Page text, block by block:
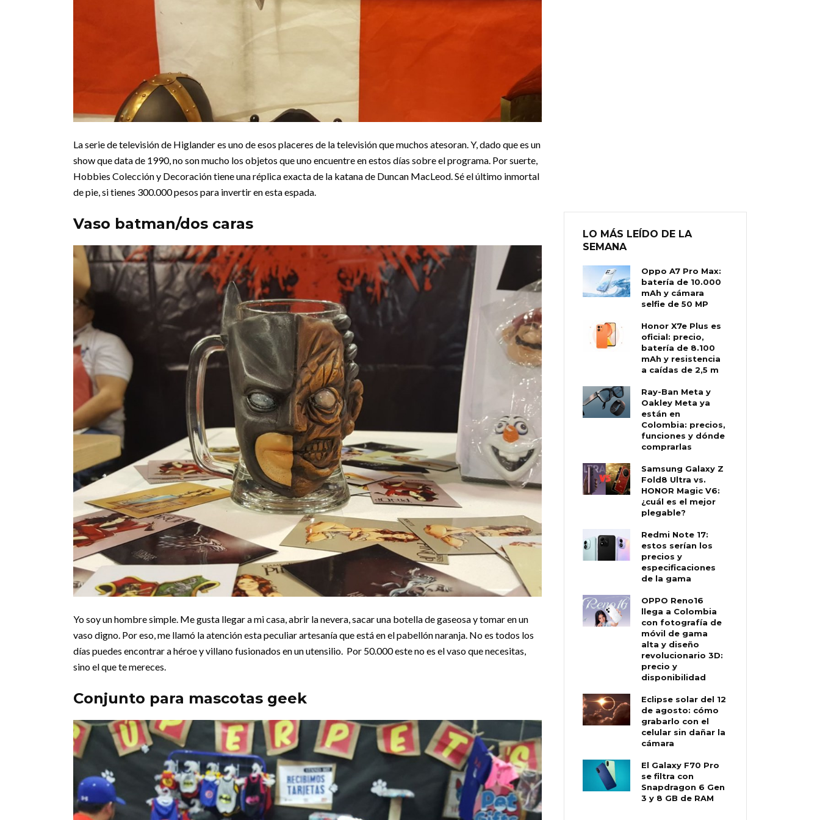
La serie de televisión de Higlander es uno de esos placeres de la televisión que muchos atesoran. Y, dado que es un
show que data de 1990, no son mucho los objetos que uno encuentre en estos días sobre el programa. Por suerte,
Hobbies Colección y Decoración tiene una réplica exacta de la katana de Duncan MacLeod. Sé el último inmortal
de pie, si tienes 300.000 pesos para invertir en esta espada.
Vaso batman/dos caras
Yo soy un hombre simple. Me gusta llegar a mi casa, abrir la nevera, sacar una botella de gaseosa y tomar en un
vaso digno. Por eso, me llamó la atención esta peculiar artesanía que está en el pabellón naranja. No es todos los
días puedes encontrar a héroe y villano fusionados en un utensilio. Por 50.000 este no es el vaso que necesitas,
sino el que te mereces.
Conjunto para mascotas geek
LO MÁS LEÍDO DE LA
SEMANA
Oppo A7 Pro Max:
batería de 10.000
mAh y cámara
selfie de 50 MP
Honor X7e Plus es
oficial: precio,
batería de 8.100
mAh y resistencia
a caídas de 2,5 m
Ray-Ban Meta y
Oakley Meta ya
están en
Colombia: precios,
funciones y dónde
comprarlas
Samsung Galaxy Z
Fold8 Ultra vs.
HONOR Magic V6:
¿cuál es el mejor
plegable?
Redmi Note 17:
estos serían los
precios y
especificaciones
de la gama
OPPO Reno16
llega a Colombia
con fotografía de
móvil de gama
alta y diseño
revolucionario 3D:
precio y
disponibilidad
Eclipse solar del 12
de agosto: cómo
grabarlo con el
celular sin dañar la
cámara
El Galaxy F70 Pro
se filtra con
Snapdragon 6 Gen
3 y 8 GB de RAM